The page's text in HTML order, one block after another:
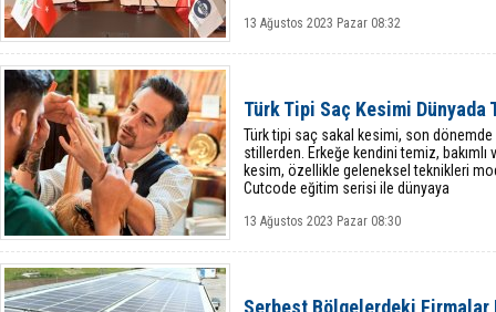
13 Ağustos 2023 Pazar 08:32
Türk Tipi Saç Kesimi Dünyada
Türk tipi saç sakal kesimi, son dönemde
stillerden. Erkeğe kendini temiz, bakımlı
kesim, özellikle geleneksel teknikleri
Cutcode eğitim serisi ile dünyaya
13 Ağustos 2023 Pazar 08:30
Serbest Bölgelerdeki Firmalar